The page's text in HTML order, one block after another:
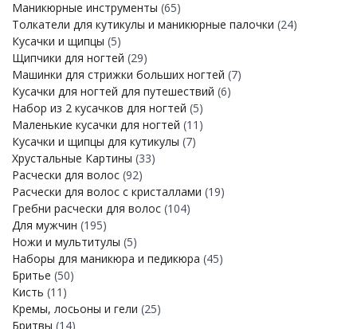
Маникюрные инструменты (65)
Толкатели для кутикулы и маникюрные палочки (24)
Кусачки и щипцы (5)
Щипчики для ногтей (29)
Машинки для стрижки больших ногтей (7)
Кусачки для ногтей для путешествий (6)
Набор из 2 кусачков для ногтей (5)
Маленькие кусачки для ногтей (11)
Кусачки и щипцы для кутикулы (7)
Хрустальные Картины (33)
Расчески для волос (92)
Расчески для волос с кристаллами (19)
Гребни расчески для волос (104)
Для мужчин (195)
Ножи и мультитулы (5)
Наборы для маникюра и педикюра (45)
Бритье (50)
Кисть (11)
Кремы, лосьоны и гели (25)
Бритвы (14)